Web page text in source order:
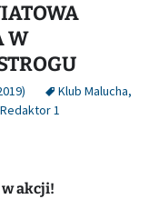
W
Klub Malucha,
Redaktor 1
akcji!